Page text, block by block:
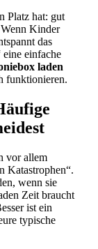
Platz hat: gut
Kinder
das
einfache
laden
funktionieren.
vor allem
Katastrophen“.
wenn sie
Zeit braucht
ist ein
typische